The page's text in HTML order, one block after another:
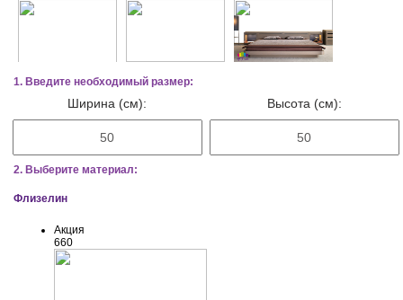
1. Введите необходимый размер:
Ширина (см): Высота (см):
2. Выберите материал:
Флизелин
Акция
660